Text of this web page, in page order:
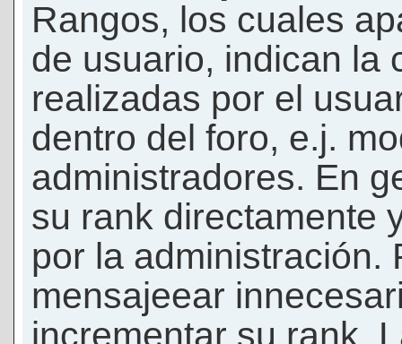
Rangos, los cuales
de usuario, indican la
realizadas por el
dentro del foro, e.j.
administradores. En
su rank directamente
por la administración.
mensajeear
incrementar su rank.